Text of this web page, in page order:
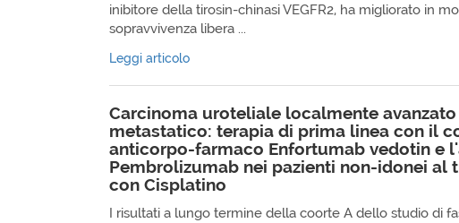
inibitore della tirosin-chinasi VEGFR2, ha migliorato in
sopravvivenza libera ...
Leggi articolo
Carcinoma uroteliale localmente avanzato
metastatico: terapia di prima linea con il
anticorpo-farmaco Enfortumab vedotin e
Pembrolizumab nei pazienti non-idonei al
con Cisplatino
I risultati a lungo termine della coorte A dello studio di